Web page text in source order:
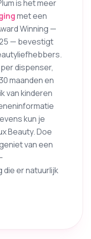
is het meer
met een
Winning —
— bevestigt
per dispenser,
maanden en
van kinderen
kun je
Beauty. Doe
van een
er natuurlijk